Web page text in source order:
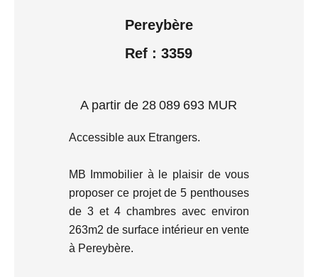
Pereybère
Ref : 3359
A partir de 28 089 693 MUR
Accessible aux Etrangers.
MB Immobilier à le plaisir de vous
proposer ce projet de 5 penthouses
de 3 et 4 chambres avec environ
263m2 de surface intérieur en vente
à Pereybère.